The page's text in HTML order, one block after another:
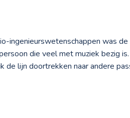
ingenieurswetenschappen was
die veel met muziek bezig
de lijn doortrekken naar andere